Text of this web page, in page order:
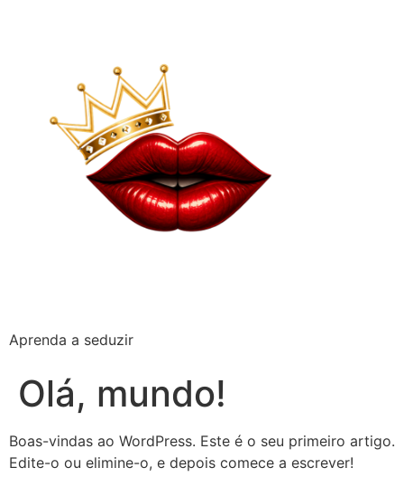
Aprenda a seduzir
Olá, mundo!
Boas-vindas ao WordPress. Este é o seu primeiro artigo.
Edite-o ou elimine-o, e depois comece a escrever!